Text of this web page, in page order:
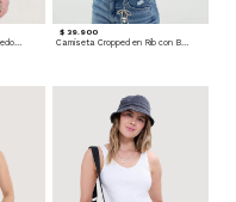
Camiseta Básica Cuello Redondo
$ 39.900